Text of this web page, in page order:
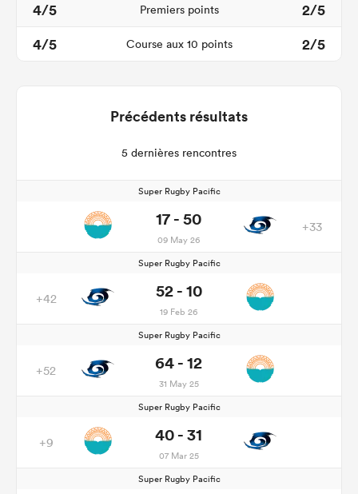
4/5 Premiers points
2/5
4/5
Course aux 10 points 2/5
Précédents résultats
5 dernières rencontres
Super Rugby Pacific
17 - 50
09 May 26
+33
Super Rugby Pacific
+42 52 - 10
19 Feb 26
Super Rugby Pacific
+52 64 - 12
31 May 25
Super Rugby Pacific
+9 40 - 31
07 Mar 25
Super Rugby Pacific